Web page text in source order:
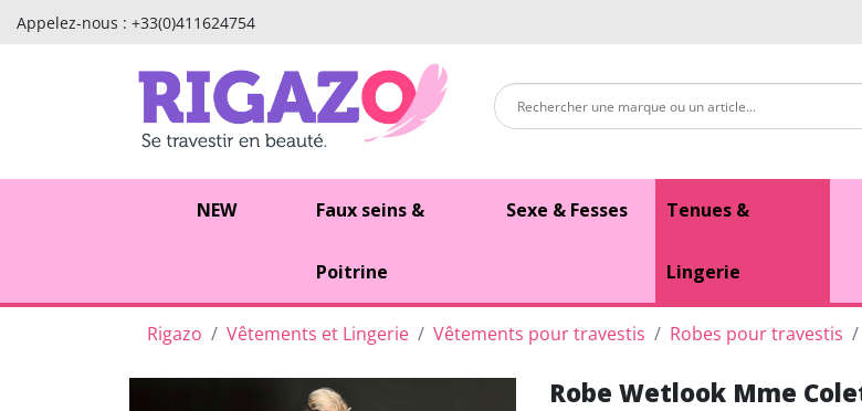
Appelez-nous : +33(0)411624754
NEW Faux seins &
Poitrine
Sexe & Fesses Tenues &
Lingerie
Rigazo Vêtements et Lingerie Vêtements pour travestis Robes pour travestis
Robe Wetlook Mme